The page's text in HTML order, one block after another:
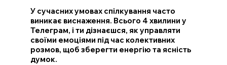
У сучасних умовах спілкування часто
виникає виснаження. Всього 4 хвилини у
Телеграм, і ти дізнаєшся, як управляти
своїми емоціями під час колективних
розмов, щоб зберегти енергію та ясність
думок.